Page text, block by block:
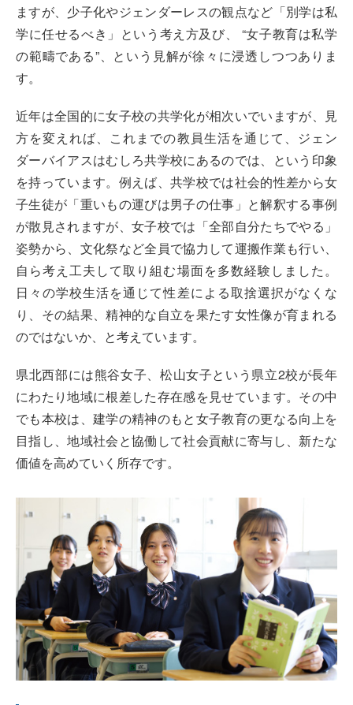
ますが、少子化やジェンダーレスの観点など「別学は私
学に任せるべき」という考え方及び、 “女子教育は私学
の範疇である”、という見解が徐々に浸透しつつありま
す。
近年は全国的に女子校の共学化が相次いでいますが、見
方を変えれば、これまでの教員生活を通じて、ジェン
ダーバイアスはむしろ共学校にあるのでは、という印象
を持っています。例えば、共学校では社会的性差から女
子生徒が「重いもの運びは男子の仕事」と解釈する事例
が散見されますが、女子校では「全部自分たちでやる」
姿勢から、文化祭など全員で協力して運搬作業も行い、
自ら考え工夫して取り組む場面を多数経験しました。
日々の学校生活を通じて性差による取捨選択がなくな
り、その結果、精神的な自立を果たす女性像が育まれる
のではないか、と考えています。
県北西部には熊谷女子、松山女子という県立2校が長年
にわたり地域に根差した存在感を見せています。その中
でも本校は、建学の精神のもと女子教育の更なる向上を
目指し、地域社会と協働して社会貢献に寄与し、新たな
価値を高めていく所存です。